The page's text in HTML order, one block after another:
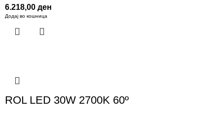
6.218,00 ден
Додај во кошница
ROL LED 30W 2700K 60º